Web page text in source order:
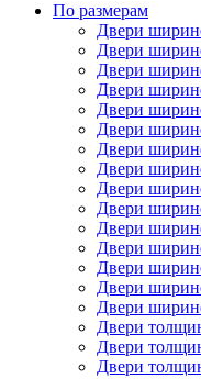
По размерам
Двери
Двери
Двери
Двери
Двери
Двери
Двери
Двери
Двери
Двери
Двери
Двери
Двери
Двери
Двери
Двери
Двери
Двери